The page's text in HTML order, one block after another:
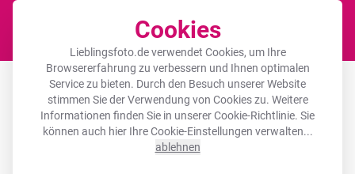
Cookies
Lieblingsfoto.de verwendet Cookies, um Ihre
Browsererfahrung zu verbessern und Ihnen optimalen
Service zu bieten. Durch den Besuch unserer Website
stimmen Sie der Verwendung von Cookies zu. Weitere
Informationen finden Sie in unsererCookie-Richtlinie. Sie
können auch hier Ihre Cookie-Einstellungen verwalten...
ablehnen
Runde Bilder Aluminium – Kreise -
Abstrakt - Lila